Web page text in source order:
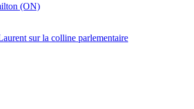
(ON)
sur la colline parlementaire